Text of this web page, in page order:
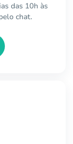
das 10h às
chat.